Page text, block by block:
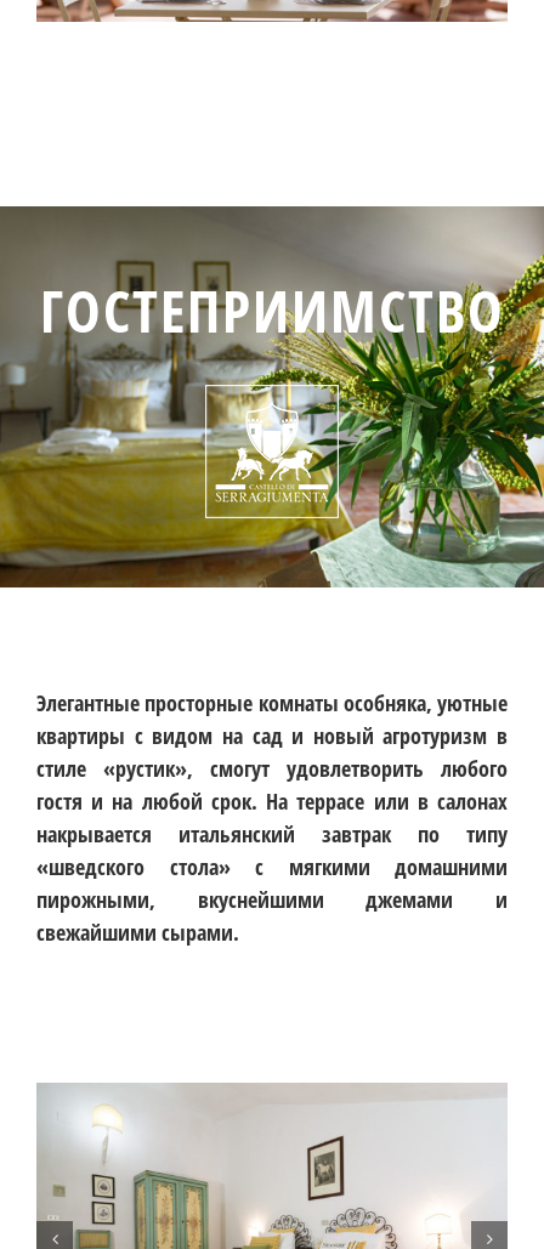
ГОСТЕПРИИМСТВО
Элегантные просторные комнаты особняка, уютные
квартиры с видом на сад и новый агротуризм в
стиле «рустик», смогут удовлетворить любого
гостя и на любой срок. На террасе или в салонах
накрывается итальянский завтрак по типу
«шведского стола» с мягкими домашними
пирожными, вкуснейшими джемами и
свежайшими сырами.